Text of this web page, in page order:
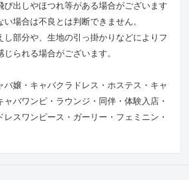
出しやほつれ等がある場合がございます
場合は不良とは判断できません。
部分や、生地の引っ掛かりなどによりフ
じられる場合がございます。
バ嬢・キャバクラドレス・ホステス・キャ
ャバワンピ・ラウンジ・同伴・体験入店・
スワンピース・ ガーリー・フェミニン・